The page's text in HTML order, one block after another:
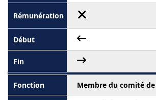
Membre du comité